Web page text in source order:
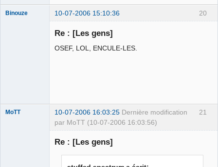
20
Binouze 10-07-2006 15:10:36
Re : [Les gens]
OSEF, LOL, ENCULE-LES.
21
MoTT 10-07-2006 16:03:25 Dernière modification
par MoTT (10-07-2006 16:03:56)
Re : [Les gens]